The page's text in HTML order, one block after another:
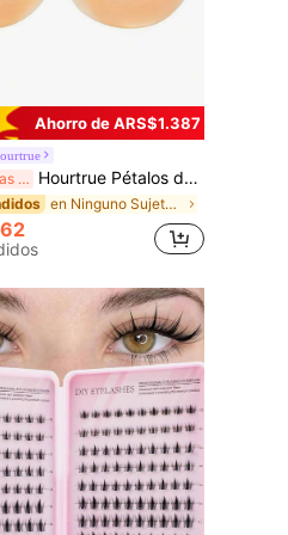
Ahorro de ARS$1.387
Últimas 8 hrs Hourtrue Pétalos de silicona gruesos e impermeables para damas, para levantar y empujar el pecho pequeño, especial para fotografía de bodas, para damas de honor
en Ninguno Sujetador adhesivo para mujer